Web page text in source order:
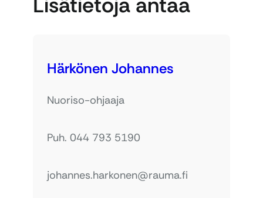
Härkönen Johannes
Nuoriso-ohjaaja
Puh. 044 793 5190
johannes.harkonen@rauma.fi